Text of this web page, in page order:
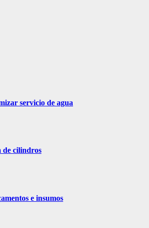
servicio de agua
de cilindros
e insumos